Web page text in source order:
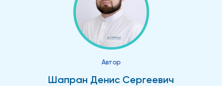
Автор
Шапран Денис Сергеевич